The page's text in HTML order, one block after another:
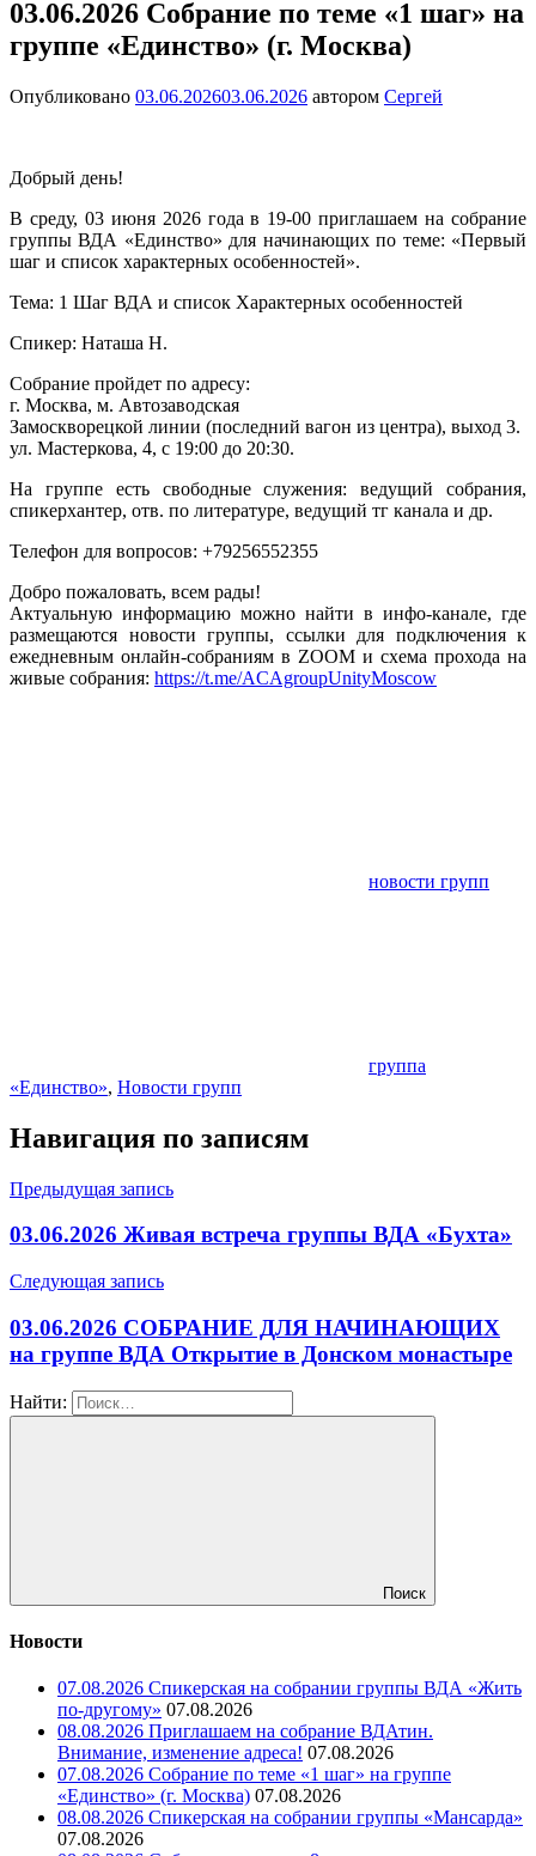
03.06.2026 Собрание по теме «1 шаг» на
группе «Единство» (г. Москва)
Опубликовано 03.06.202603.06.2026 автором Сергей
Добрый день!
В среду, 03 июня 2026 года в 19-00 приглашаем на собрание
группы ВДА «Единство» для начинающих по теме: «Первый
шаг и список характерных особенностей».
Тема: 1 Шаг ВДА и список Характерных особенностей
Спикер: Наташа Н.
Собрание пройдет по адресу:
г. Москва, м. Автозаводская
Замоскворецкой линии (последний вагон из центра), выход 3.
ул. Мастеркова, 4, с 19:00 до 20:30.
На группе есть свободные служения: ведущий собрания,
спикерхантер, отв. по литературе, ведущий тг канала и др.
Телефон для вопросов: +79256552355
Добро пожаловать, всем рады!
Актуальную информацию можно найти в инфо-канале, где
размещаются новости группы, ссылки для подключения к
ежедневным онлайн-собраниям в ZOOM и схема прохода на
живые собрания: https://t.me/ACAgroupUnityMoscow
новости групп
группа
«Единство», Новости групп
Навигация по записям
Предыдущая запись
03.06.2026 Живая встреча группы ВДА «Бухта»
Следующая запись
03.06.2026 СОБРАНИЕ ДЛЯ НАЧИНАЮЩИХ
на группе ВДА Открытие в Донском монастыре
Найти:
Поиск
Новости
07.08.2026 Спикерская на собрании группы ВДА «Жить
по-другому» 07.08.2026
08.08.2026 Приглашаем на собрание ВДАтин.
Внимание, изменение адреса! 07.08.2026
07.08.2026 Собрание по теме «1 шаг» на группе
«Единство» (г. Москва) 07.08.2026
08.08.2026 Спикерская на собрании группы «Мансарда»
07.08.2026